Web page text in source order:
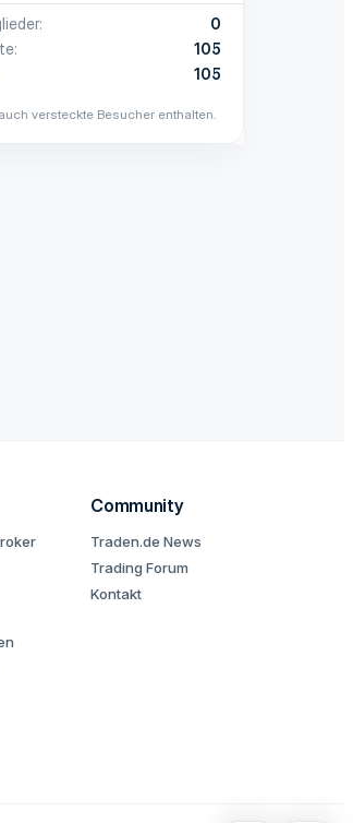
0
105
105
versteckte Besucher enthalten.
Community
Traden.de News
Trading Forum
Kontakt